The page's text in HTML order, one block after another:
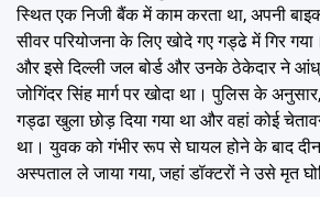
स्थित एक निजी बैंक में काम करता था, अपनी
सीवर परियोजना के लिए खोदे गए गड्ढे में गिर
और इसे दिल्ली जल बोर्ड और उनके ठेकेदार ने
जोगिंदर सिंह मार्ग पर खोदा था। पुलिस के
गड्ढा खुला छोड़ दिया गया था और वहां कोई
था। युवक को गंभीर रूप से घायल होने के बाद दीन
अस्पताल ले जाया गया, जहां डॉक्टरों ने उसे मृत